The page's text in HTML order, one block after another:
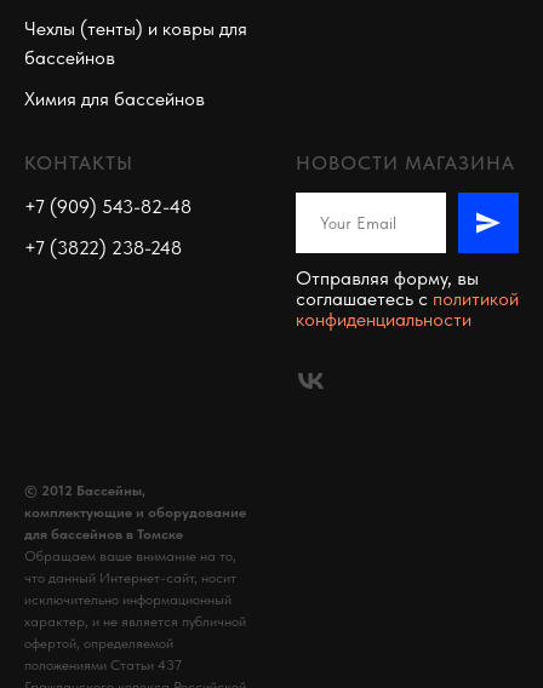
Чехлы (тенты) и ковры для
бассейнов
Химия для бассейнов
КОНТАКТЫ
+7 (909) 543-82-48
+7 (3822) 238-248
НОВОСТИ МАГАЗИНА
Отправляя форму, вы
соглашаетесь c политикой
конфиденциальности
© 2012 Бассейны,
комплектующие и оборудование
для бассейнов в Томске
Обращаем ваше внимание на то,
что данный Интернет-сайт, носит
исключительно информационный
характер, и не является публичной
офертой, определяемой
положениями Статьи 437